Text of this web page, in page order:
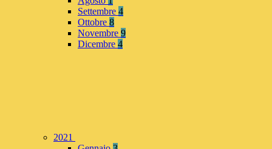
Settembre 4
Ottobre 8
Novembre 9
Dicembre 4
2021